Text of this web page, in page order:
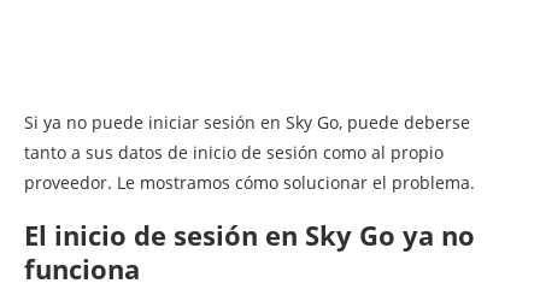
Si ya no puede iniciar sesión en Sky Go, puede deberse
tanto a sus datos de inicio de sesión como al propio
proveedor. Le mostramos cómo solucionar el problema.
El inicio de sesión en Sky Go ya no
funciona